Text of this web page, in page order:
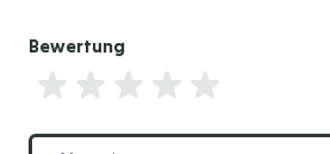
Bewertung
Bewertung
Name